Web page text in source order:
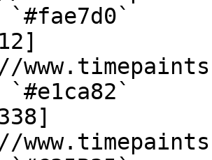
`#fae7d0`